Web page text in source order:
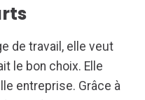
de travail, elle veut
le bon choix. Elle
entreprise. Grâce à